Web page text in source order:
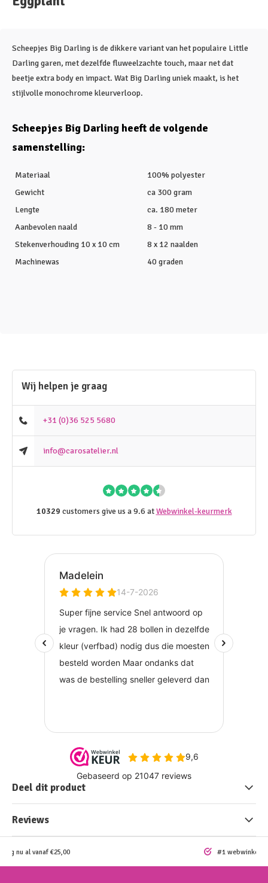
Scheepjes Big Darling is de dikkere variant van het populaire Little
Darling garen, met dezelfde fluweelzachte touch, maar net dat
beetje extra body en impact. Wat Big Darling uniek maakt, is het
stijlvolle monochrome kleurverloop.
Scheepjes Big Darling heeft de volgende
samenstelling:
Materiaal
100% polyester
Gewicht
ca 300 gram
Lengte
ca. 180 meter
Aanbevolen naald
8 - 10 mm
Stekenverhouding 10 x 10 cm
8 x 12 naalden
Machinewas
40 graden
Wij helpen je graag
+31 (0)36 525 5680
info@carosatelier.nl
10329 customers give us a 9.6 atWebwinkel-keurmerk
Deel dit product
Reviews
nu al vanaf €25,00 #1 webwinkel